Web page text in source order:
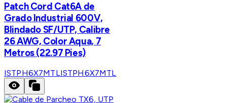
Patch Cord Cat6A de
Grado Industrial 600V,
Blindado SF/UTP, Calibre
26 AWG, Color Aqua, 7
Metros (22.97 Pies)
ISTPH6X7MTLISTPH6X7MTL